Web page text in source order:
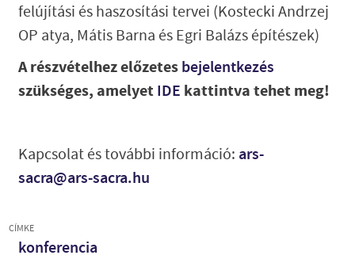
felújítási és haszosítási tervei (Kostecki Andrzej
OP atya, Mátis Barna és Egri Balázs építészek)
A részvételhez előzetesbejelentkezés
szükséges, amelyetIDE kattintva tehet meg!
Kapcsolat és további információ: ars-
sacra@ars-sacra.hu
CÍMKE
konferencia